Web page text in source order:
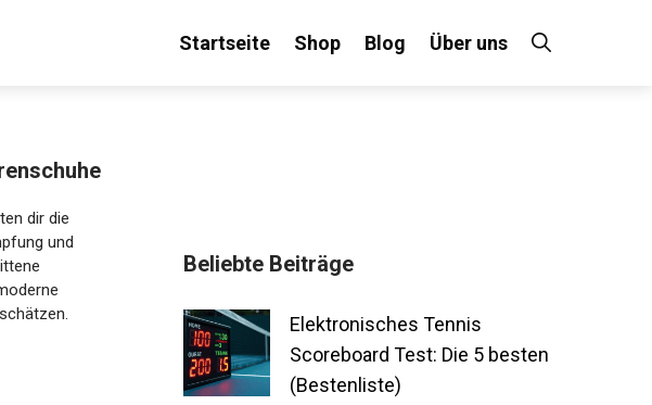
Startseite Shop Blog Über uns
dir die
und
Beliebte Beiträge
Elektronisches Tennis
Scoreboard Test: Die 5
besten (Bestenliste)